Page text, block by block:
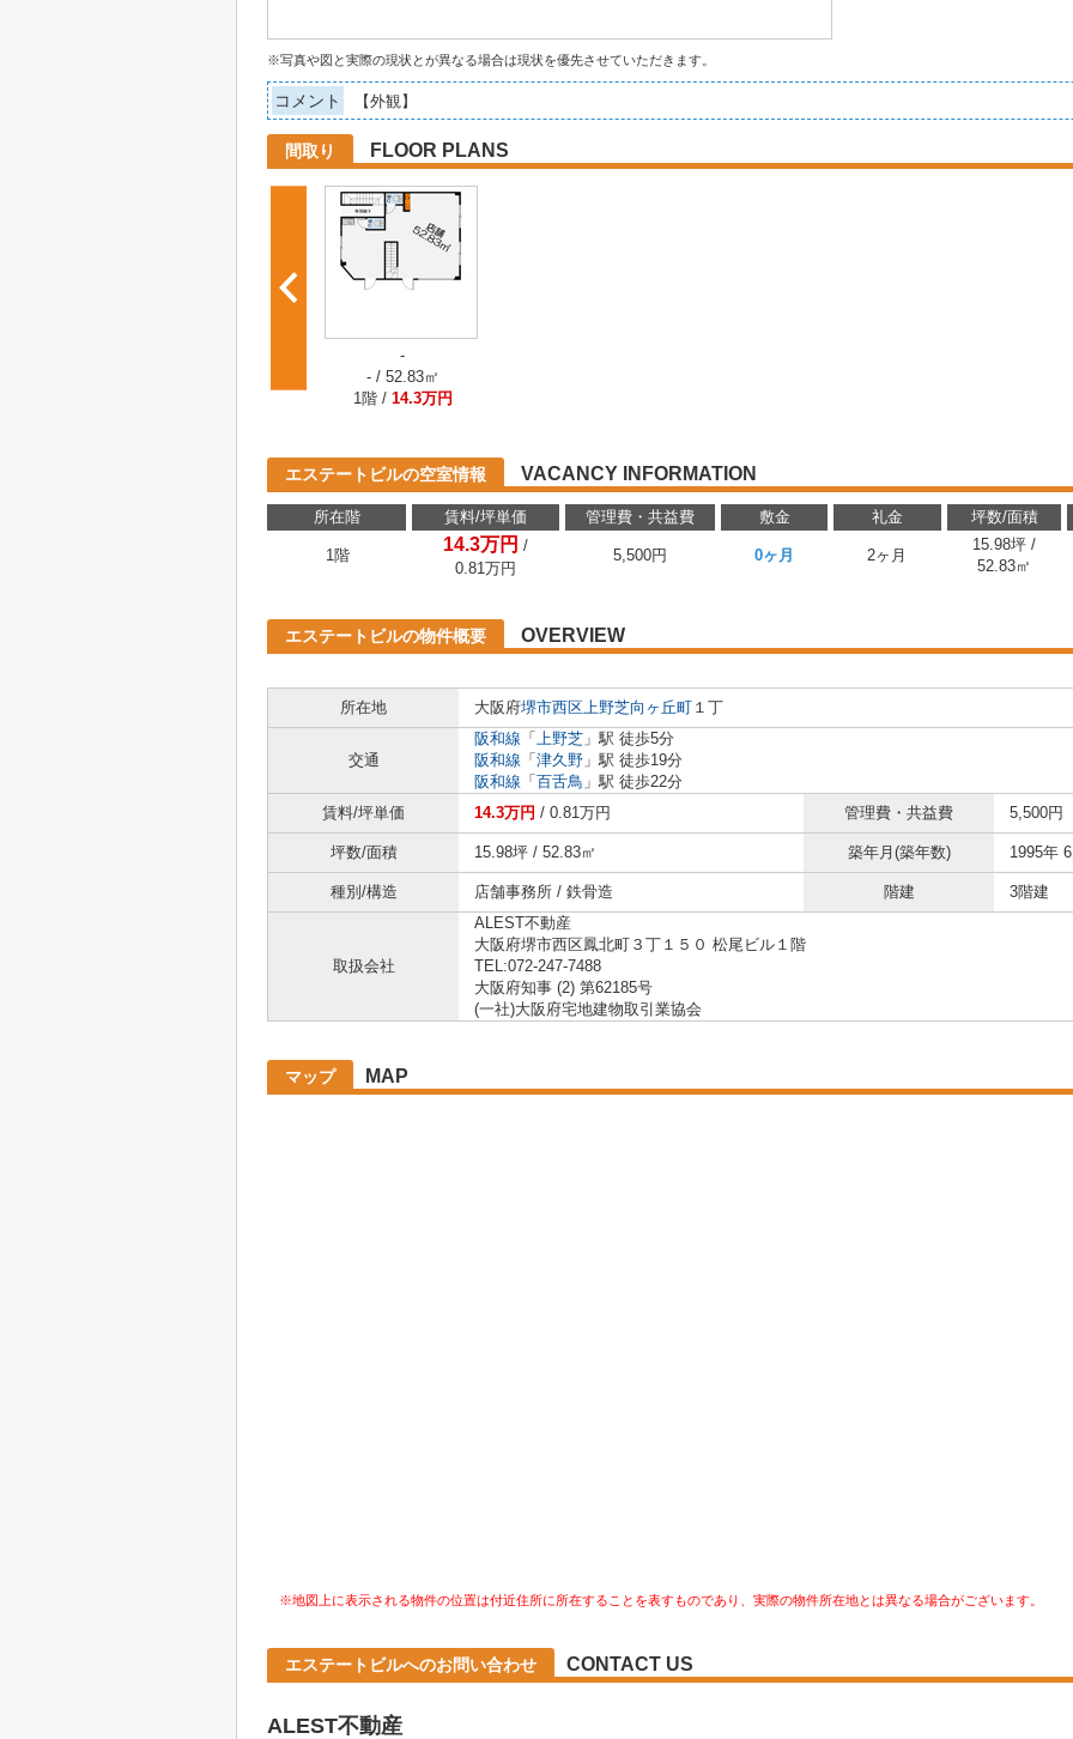
※写真や図と実際の現状とが異なる場合は現状を優先させていただきます。
コメント 【外観】
間取り FLOOR PLANS
-
- / 52.83㎡
1階 / 14.3万円
エステートビルの空室情報 VACANCY INFORMATION
所在階 賃料/坪単価 管理費・共益費 敷金 礼金 坪数/面積
1階
14.3万円 /
0.81万円
5,500円 0ヶ月 2ヶ月
15.98坪 /
52.83㎡
エステートビルの物件概要 OVERVIEW
所在地
大阪府堺市西区上野芝向ヶ丘町 １丁
交通
阪和線 「 上野芝 」駅 徒歩5分
阪和線 「 津久野 」駅 徒歩19分
阪和線 「 百舌鳥 」駅 徒歩22分
賃料/坪単価
14.3万円 / 0.81万円 管理費・共益費 5,500円
坪数/面積 15.98坪 / 52.83㎡ 築年月(築年数) 1995年
種別/構造 店舗事務所 / 鉄骨造 階建 3階建
取扱会社
ALEST不動産
大阪府堺市西区鳳北町３丁１５０ 松尾ビル１階
TEL:072-247-7488
大阪府知事 (2) 第62185号
(一社)大阪府宅地建物取引業協会
マップ MAP
※地図上に表示される物件の位置は付近住所に所在することを表すものであり、実際の物件所在地とは異なる場合がございます。
エステートビルへのお問い合わせ CONTACT US
ALEST不動産